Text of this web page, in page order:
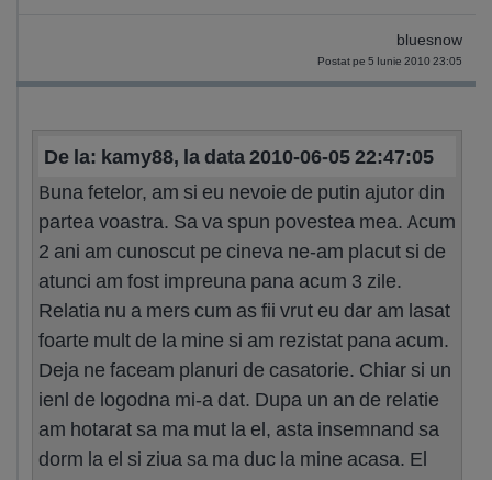
bluesnow
Postat pe 5 Iunie 2010 23:05
De la: kamy88, la data 2010-06-05 22:47:05
Buna fetelor, am si eu nevoie de putin ajutor din
partea voastra. Sa va spun povestea mea. Acum
2 ani am cunoscut pe cineva ne-am placut si de
atunci am fost impreuna pana acum 3 zile.
Relatia nu a mers cum as fii vrut eu dar am lasat
foarte mult de la mine si am rezistat pana acum.
Deja ne faceam planuri de casatorie. Chiar si un
ienl de logodna mi-a dat. Dupa un an de relatie
am hotarat sa ma mut la el, asta insemnand sa
dorm la el si ziua sa ma duc la mine acasa. El